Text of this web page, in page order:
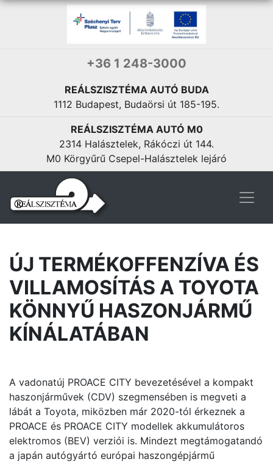
+36 1 248-3000
REÁLSZISZTÉMA AUTÓ BUDA
1112 Budapest, Budaörsi út 185-195.
REÁLSZISZTÉMA AUTÓ M0
2314 Halásztelek, Rákóczi út 144.
M0 Körgyűrű Csepel-Halásztelek lejáró
ÚJ TERMÉKOFFENZÍVA ÉS
VILLAMOSÍTÁS A TOYOTA
KÖNNYŰ HASZONJÁRMŰ
KÍNÁLATÁBAN
A vadonatúj PROACE CITY bevezetésével a kompakt
haszonjárművek (CDV) szegmensében is megveti a
lábát a Toyota, miközben már 2020-tól érkeznek a
PROACE és PROACE CITY modellek akkumulátoros
elektromos (BEV) verziói is. Mindezt megtámogatandó
a japán autógyártó európai haszongépjármű